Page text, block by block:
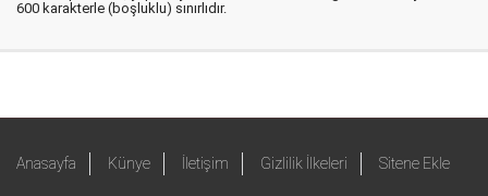
600 karakterle (boşluklu) sınırlıdır.
Anasayfa Künye İletişim Gizlilik İlkeleri Sitene Ekle